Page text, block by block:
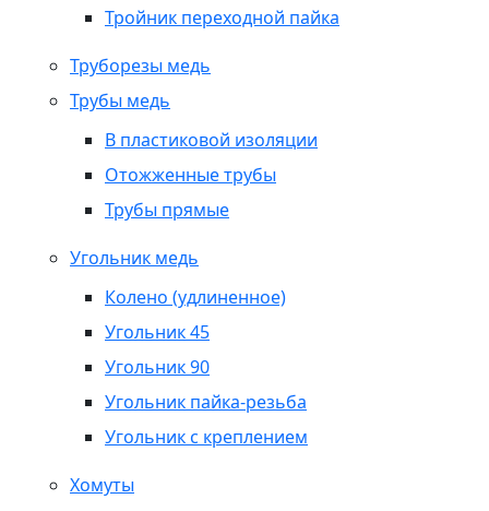
Тройник переходной пайка
Труборезы медь
Трубы медь
В пластиковой изоляции
Отожженные трубы
Трубы прямые
Угольник медь
Колено (удлиненное)
Угольник 45
Угольник 90
Угольник пайка-резьба
Угольник с креплением
Хомуты